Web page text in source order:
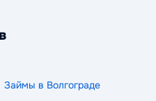
Займы в Волгограде